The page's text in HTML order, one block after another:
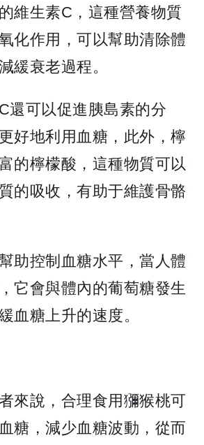
維生素C，這種營養物質
化作用，可以幫助清除體
緩衰老過程。
還可以促進胰島素的分
好地利用血糖，此外，檸
的檸檬酸，這種物質可以
的吸收，有助于維護骨骼
助控制血糖水平，當人體
它會與體內的葡萄糖發生
血糖上升的速度。
來說，合理食用獼猴桃可
糖，減少血糖波動，從而